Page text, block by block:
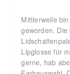
Mittlerweile
geworden.
Lipglosse für
gerne, hab